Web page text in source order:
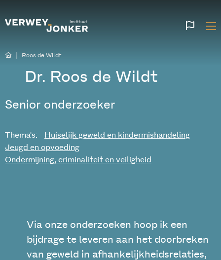
Roos de Wildt
Dr. Roos de Wildt
Senior onderzoeker
Thema's:
Huiselijk geweld en kindermishandeling
Jeugd en opvoeding
Ondermijning, criminaliteit en veiligheid
Via onze onderzoeken hoop ik een
bijdrage te leveren aan het doorbreken
van geweld in afhankelijkheidsrelaties,